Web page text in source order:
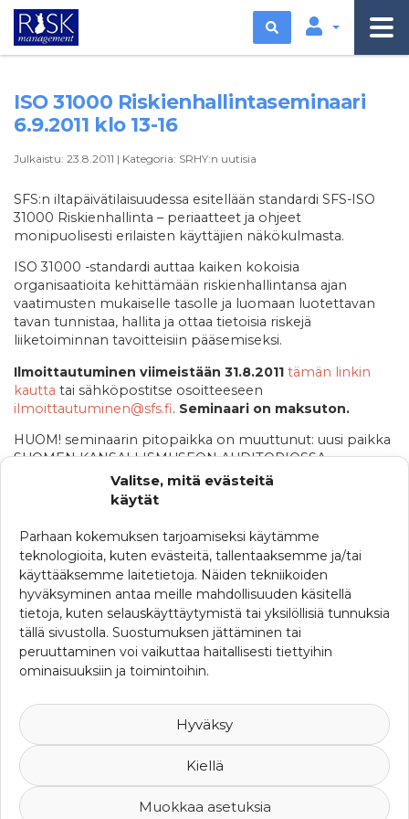
Valitse, mitä evästeitä
käytät
Parhaan kokemuksen tarjoamiseksi käytämme
teknologioita, kuten evästeitä, tallentaaksemme ja/tai
käyttääksemme laitetietoja. Näiden tekniikoiden
hyväksyminen antaa meille mahdollisuuden käsitellä
tietoja, kuten selauskäyttäytymistä tai yksilöllisiä tunnuksia
tällä sivustolla. Suostumuksen jättäminen tai
peruuttaminen voi vaikuttaa haitallisesti tiettyihin
ominaisuuksiin ja toimintoihin.
Hyväksy
Kiellä
Muokkaa asetuksia
Etsi
ISO 31000 Riskienhallintaseminaari
6.9.2011 klo 13-16
Julkaistu: 23.8.2011 | Kategoria: SRHY:n uutisia
SFS:n iltapäivätilaisuudessa esitellään standardi SFS-ISO
31000 Riskienhallinta – periaatteet ja ohjeet
monipuolisesti erilaisten käyttäjien näkökulmasta.
ISO 31000 -standardi auttaa kaiken kokoisia
organisaatioita kehittämään riskienhallintansa ajan
vaatimusten mukaiselle tasolle ja luomaan luotettavan
tavan tunnistaa, hallita ja ottaa tietoisia riskejä
liiketoiminnan tavoitteisiin pääsemiseksi.
Ilmoittautuminen viimeistään 31.8.2011 tämän linkin
kautta tai sähköpostitse osoitteeseen
ilmoittautuminen@sfs.fi. Seminaari on maksuton.
HUOM! seminaarin pitopaikka on muuttunut: uusi paikka
SUOMEN KANSALLISMUSEON AUDITORIOSSA,
Mannerheimintie 34.
SFS:n esite seminaarista.
KATEGORIAT
Ajankohtaista
Ferman uutisia
Uutisia maailmalta